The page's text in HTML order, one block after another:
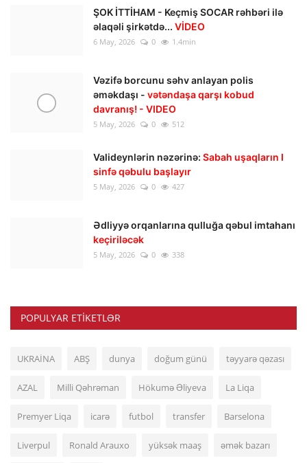
ŞOK İTTİHAM - Keçmiş SOCAR rəhbəri ilə
əlaqəli şirkətdə... VİDEO
6 May, 2026 0 1.4min
Vəzifə borcunu səhv anlayan polis
əməkdaşı - vətəndaşa qarşı kobud
davranış! - VIDEO
5 May, 2026 0 512
Valideynlərin nəzərinə: Sabah uşaqların I
sinfə qəbulu başlayır
5 May, 2026 0 427
Ədliyyə orqanlarına qulluğa qəbul imtahanı
keçiriləcək
5 May, 2026 0 338
POPULYAR ETIKETLƏR
UKRAİNA ABŞ dunya doğum günü təyyarə qəzası
AZAL Milli Qəhrəman Hökumə Əliyeva La Liqa
Premyer Liqa icarə futbol transfer Barselona
Liverpul Ronald Arauxo yüksək maaş əmək bazarı